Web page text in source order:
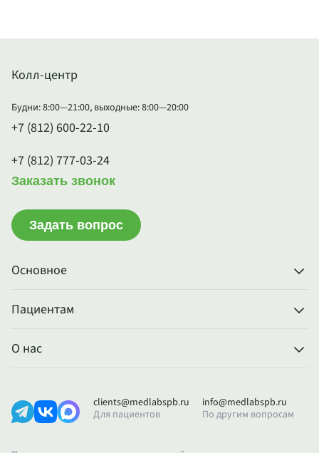
Основное
Пациентам
О нас
Колл-центр
Будни: 8:00—21:00, выходные: 8:00—20:00
+7 (812) 600-22-10
+7 (812) 777-03-24
Заказать звонок
Задать вопрос
clients@medlabspb.ru
Для пациентов
info@medlabspb.ru
По другим вопросам